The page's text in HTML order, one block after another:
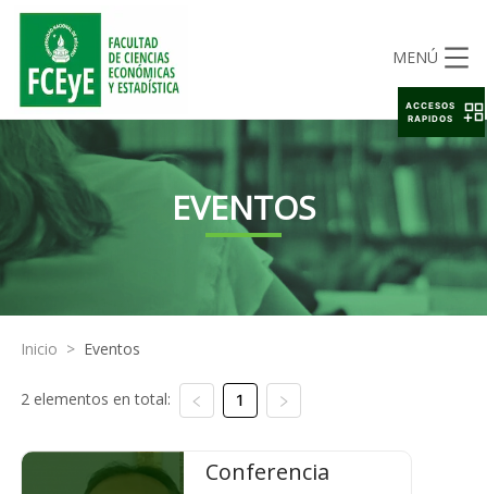
MENÚ
EVENTOS
Inicio > Eventos
2 elementos en total: 1
Conferencia
ACCESOS
RAPIDOS